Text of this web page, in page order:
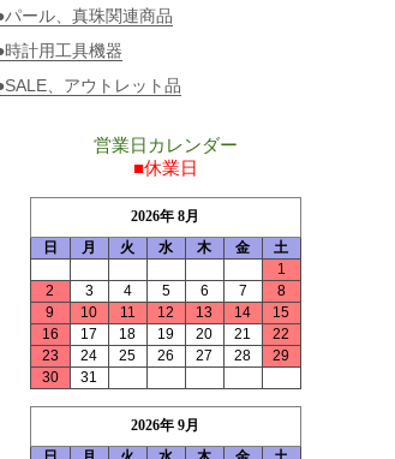
パール、真珠関連商品
時計用工具機器
、アウトレット品
営業日カレンダー
■休業日
2026年 8月
日
月 火 水 木 金
土
1
2
3 4 5 6 7
8
9
10 11 12 13 14
15
16
17 18 19 20 21
22
23
24 25 26 27 28
29
30
31
2026年 9月